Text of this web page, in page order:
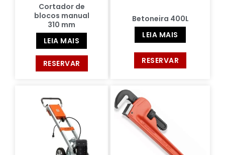
Cortador de
blocos manual
310 mm
LEIA MAIS
RESERVAR
Betoneira 400L
LEIA MAIS
RESERVAR